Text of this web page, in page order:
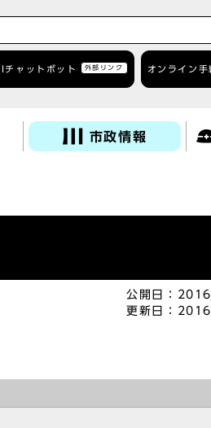
チャットボット 外部リンク オンライン
市政情報
公開日：
2016
更新日：
2016